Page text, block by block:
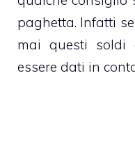
paghetta. Infatti
mai questi soldi
essere dati in